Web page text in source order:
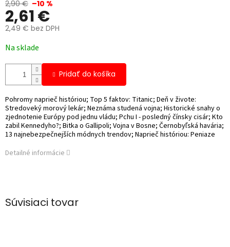
2,90 € –10 %
2,61 €
2,49 € bez DPH
cena:
Na sklade
Pridať do košíka
Pohromy naprieč históriou; Top 5 faktov: Titanic; Deň v živote:
Stredoveký morový lekár; Neznáma studená vojna; Historické snahy o
zjednotenie Európy pod jednu vládu; Pchu I - posledný čínsky cisár; Kto
zabil Kennedyho?; Bitka o Gallipoli; Vojna v Bosne; Černobyľská havária;
13 najnebezpečnejších módnych trendov; Naprieč históriou: Peniaze
Detailné informácie
Súvisiaci tovar